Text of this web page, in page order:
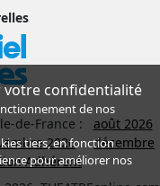
de-France :
août 2026
2026
décembre
Adhérent
votre confidentialité
de nos
tiers, en fonction
pour améliorer nos